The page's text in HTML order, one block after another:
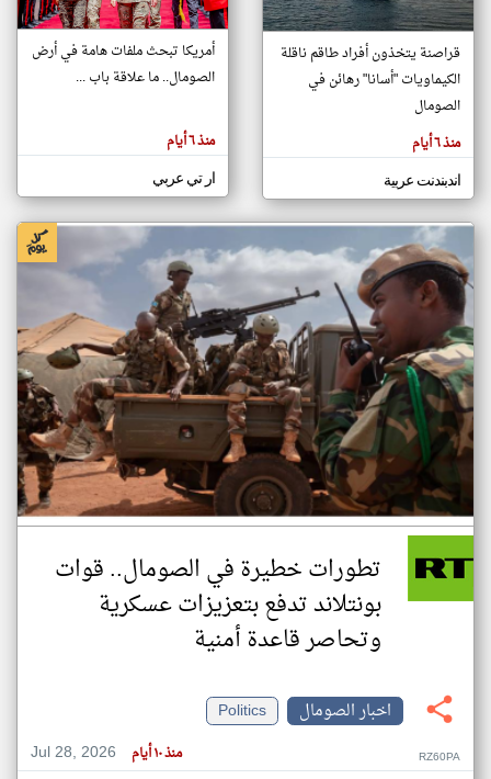
تغيير الدولة
اخبار الصومال على مدار الساعة
أهم اخبار الصومال العاجلة والمباشرة
المقالات
هنا عن
وجهة
كاتبيها.
قراصنة يتخذون أفراد طاقم ناقلة
الكيماويات "أسانا" رهائن في
الصومال
منذ ٦ أيام
اندبندنت عربية
أمريكا تبحث ملفات هامة في أرض
الصومال.. ما علاقة باب ...
منذ ٦ أيام
ار تي عربي
تطورات خطيرة في الصومال.. قوات
بونتلاند تدفع بتعزيزات عسكرية
وتحاصر قاعدة أمنية
اخبار الصومال
Politics
Jul 28, 2026
منذ ١٠ أيام RZ60PA
klyoum.com